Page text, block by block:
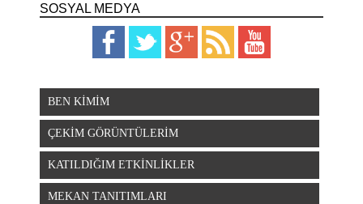
SOSYAL MEDYA
BEN KİMİM
ÇEKİM GÖRÜNTÜLERİM
KATILDIĞIM ETKİNLİKLER
MEKAN TANITIMLARI